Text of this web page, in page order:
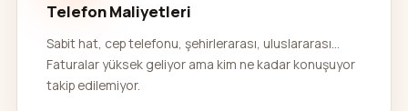
Telefon Maliyetleri
Sabit hat, cep telefonu, şehirlerarası, uluslararası...
Faturalar yüksek geliyor ama kim ne kadar konuşuyor
takip edilemiyor.